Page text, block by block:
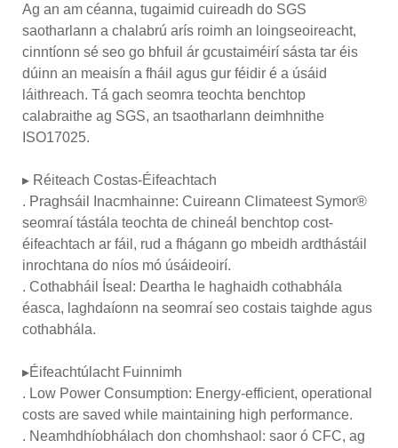
Ag an am céanna, tugaimid cuireadh do SGS
saotharlann a chalabrú arís roimh an loingseoireacht,
cinntíonn sé seo go bhfuil ár gcustaiméirí sásta tar éis
dúinn an meaisín a fháil agus gur féidir é a úsáid
láithreach. Tá gach seomra teochta benchtop
calabraithe ag SGS, an tsaotharlann deimhnithe
ISO17025.
▸ Réiteach Costas-Éifeachtach
. Praghsáil Inacmhainne: Cuireann Climateest Symor®
seomraí tástála teochta de chineál benchtop cost-
éifeachtach ar fáil, rud a fhágann go mbeidh ardthástáil
inrochtana do níos mó úsáideoirí.
. Cothabháil Íseal: Deartha le haghaidh cothabhála
éasca, laghdaíonn na seomraí seo costais taighde agus
cothabhála.
▸Éifeachtúlacht Fuinnimh
. Low Power Consumption: Energy-efficient, operational
costs are saved while maintaining high performance.
. Neamhdhíobhálach don chomhshaol: saor ó CFC, ag